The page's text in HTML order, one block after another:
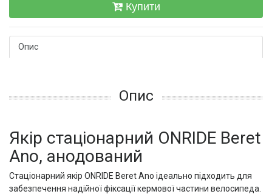
Купити
Опис
Опис
Якір стаціонарний ONRIDE Beret
Ano, анодований
Стаціонарний якір ONRIDE Beret Ano ідеально підходить для
забезпечення надійної фіксації кермової частини велосипеда.